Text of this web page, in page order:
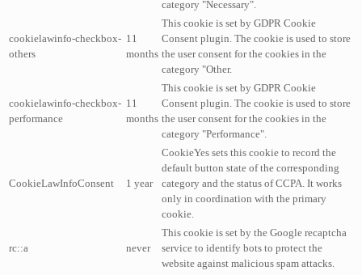
category "Necessary".
cookielawinfo-checkbox-
others
11
months
This cookie is set by GDPR Cookie
Consent plugin. The cookie is used to store
the user consent for the cookies in the
category "Other.
cookielawinfo-checkbox-
performance
11
months
This cookie is set by GDPR Cookie
Consent plugin. The cookie is used to store
the user consent for the cookies in the
category "Performance".
CookieLawInfoConsent 1 year
CookieYes sets this cookie to record the
default button state of the corresponding
category and the status of CCPA. It works
only in coordination with the primary
cookie.
rc::a never
This cookie is set by the Google recaptcha
service to identify bots to protect the
website against malicious spam attacks.